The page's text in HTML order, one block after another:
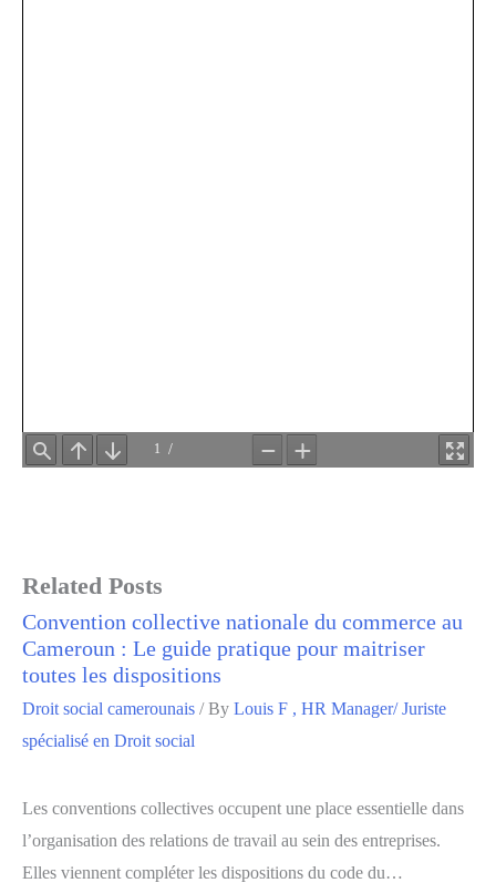
Related Posts
Convention collective nationale du commerce au
Cameroun : Le guide pratique pour maitriser
toutes les dispositions
Droit social camerounais / By Louis F , HR Manager/ Juriste
spécialisé en Droit social
Les conventions collectives occupent une place essentielle dans
l’organisation des relations de travail au sein des entreprises.
Elles viennent compléter les dispositions du code du…